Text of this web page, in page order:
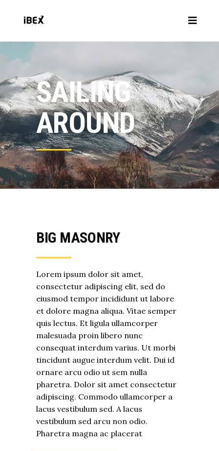
SAILING
AROUND
BIG MASONRY
Lorem ipsum dolor sit amet,
consectetur adipiscing elit, sed do
eiusmod tempor incididunt ut labore
et dolore magna aliqua. Vitae semper
quis lectus. Et ligula ullamcorper
malesuada proin libero nunc
consequat interdum varius. Ut morbi
tincidunt augue interdum velit. Dui id
ornare arcu odio ut sem nulla
pharetra. Dolor sit amet consectetur
adipiscing. Commodo ullamcorper a
lacus vestibulum sed. A lacus
vestibulum sed arcu non odio.
Pharetra magna ac placerat